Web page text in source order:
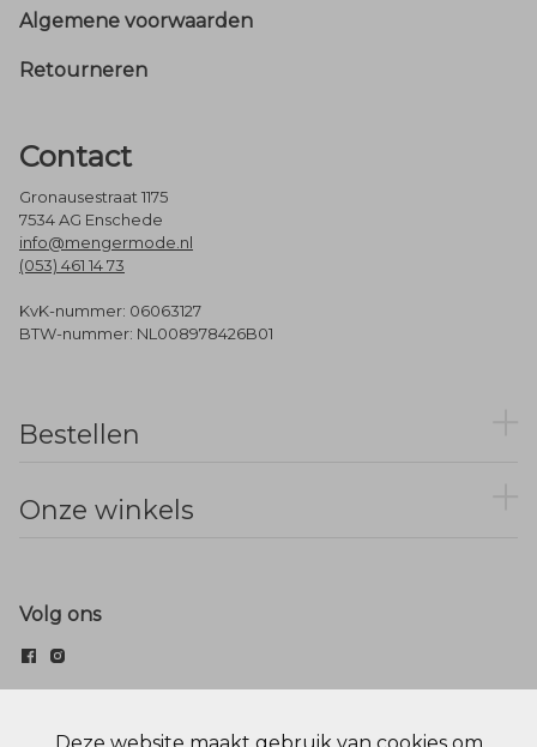
Footer
Algemene voorwaarden
Retourneren
Contact
Gronausestraat 1175
7534 AG Enschede
info@mengermode.nl
(053) 461 14 73
KvK-nummer: 06063127
BTW-nummer: NL008978426B01
Bestellen
Onze winkels
Volg ons
© Menger Mode